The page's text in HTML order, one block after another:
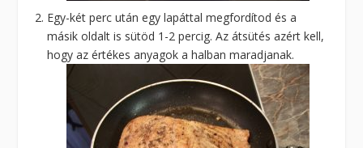
Egy-két perc után egy lapáttal megfordítod és a
másik oldalt is sütöd 1-2 percig. Az átsütés azért kell,
hogy az értékes anyagok a halban maradjanak.